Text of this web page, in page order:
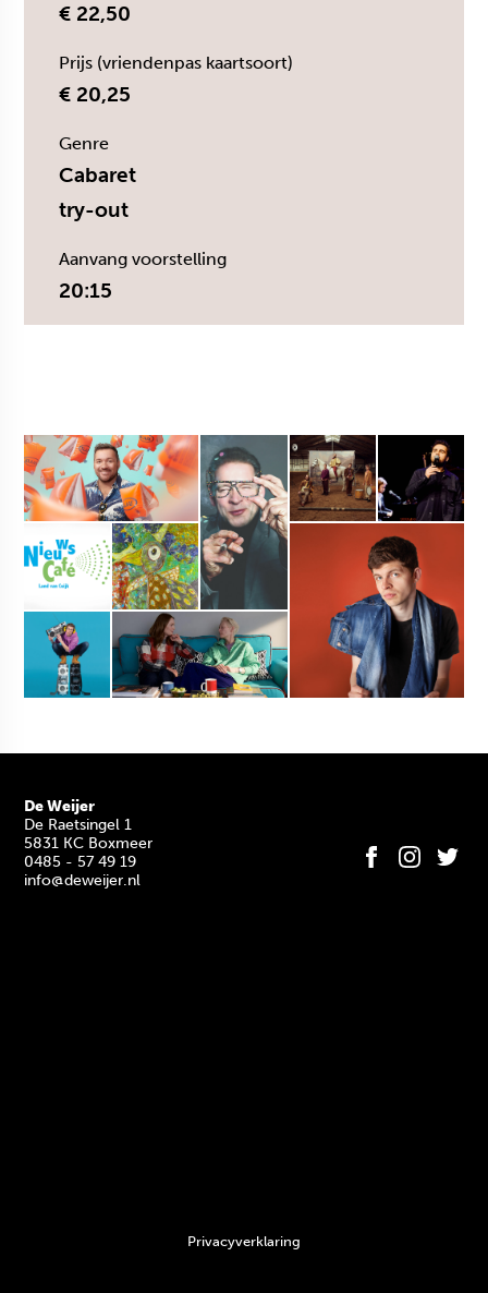
€ 22,50
Prijs (vriendenpas kaartsoort)
€ 20,25
Genre
Cabaret
try-out
Aanvang voorstelling
20:15
De Weijer
De Raetsingel 1
5831 KC Boxmeer
0485 - 57 49 19
info@deweijer.nl
Privacyverklaring